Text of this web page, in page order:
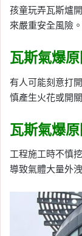
孩童玩弄瓦斯爐
來嚴重安全風險。
瓦斯氣爆
有人可能刻意打
慎產生火花或開
瓦斯氣爆
工程施工時不慎
導致氣體大量外